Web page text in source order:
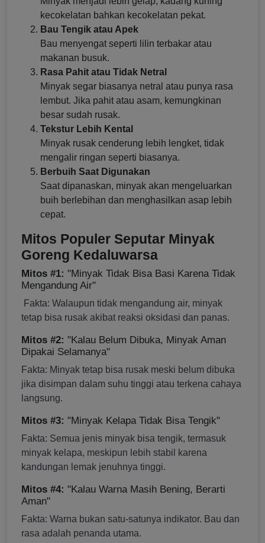
kecokelatan bahkan kecokelatan pekat.
Bau Tengik atau Apek
Bau menyengat seperti lilin terbakar atau
makanan busuk.
Rasa Pahit atau Tidak Netral
Minyak segar biasanya netral atau punya rasa
lembut. Jika pahit atau asam, kemungkinan
besar sudah rusak.
Tekstur Lebih Kental
Minyak rusak cenderung lebih lengket, tidak
mengalir ringan seperti biasanya.
Berbuih Saat Digunakan
Saat dipanaskan, minyak akan mengeluarkan
buih berlebihan dan menghasilkan asap lebih
cepat.
Mitos Populer Seputar Minyak
Goreng Kedaluwarsa
Mitos #1: "Minyak Tidak Bisa Basi Karena Tidak
Mengandung Air"
Fakta: Walaupun tidak mengandung air, minyak
tetap bisa rusak akibat reaksi oksidasi dan panas.
Mitos #2: "Kalau Belum Dibuka, Minyak Aman
Dipakai Selamanya"
Fakta: Minyak tetap bisa rusak meski belum dibuka
jika disimpan dalam suhu tinggi atau terkena cahaya
langsung.
Mitos #3: "Minyak Kelapa Tidak Bisa Tengik"
Fakta: Semua jenis minyak bisa tengik, termasuk
minyak kelapa, meskipun lebih stabil karena
kandungan lemak jenuhnya tinggi.
Mitos #4: "Kalau Warna Masih Bening, Berarti
Aman"
Fakta: Warna bukan satu-satunya indikator. Bau dan
rasa adalah penanda utama.